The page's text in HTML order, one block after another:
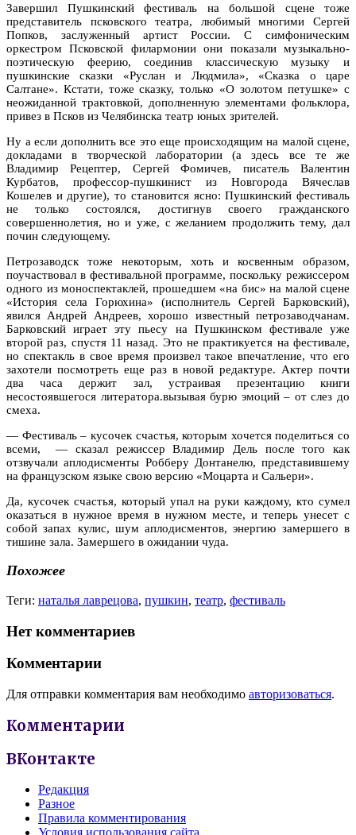
Завершил Пушкинский фестиваль на большой сцене тоже
представитель псковского театра, любимый многими Сергей
Попков, заслуженный артист России. С симфоническим
оркестром Псковской филармонии они показали музыкально-
поэтическую феерию, соединив классическую музыку и
пушкинские сказки «Руслан и Людмила», «Сказка о царе
Салтане». Кстати, тоже сказку, только «О золотом петушке» с
неожиданной трактовкой, дополненную элементами фольклора,
привез в Псков из Челябинска театр юных зрителей.
Ну а если дополнить все это еще происходящим на малой сцене,
докладами в творческой лаборатории (а здесь все те же
Владимир Рецептер, Сергей Фомичев, писатель Валентин
Курбатов, профессор-пушкинист из Новгорода Вячеслав
Кошелев и другие), то становится ясно: Пушкинский фестиваль
не только состоялся, достигнув своего гражданского
совершеннолетия, но и уже, с желанием продолжить тему, дал
почин следующему.
Петрозаводск тоже некоторым, хоть и косвенным образом,
поучаствовал в фестивальной программе, поскольку режиссером
одного из моноспектаклей, прошедшем «на бис» на малой сцене
«История села Горюхина» (исполнитель Сергей Барковский),
явился Андрей Андреев, хорошо известный петрозаводчанам.
Барковский играет эту пьесу на Пушкинском фестивале уже
второй раз, спустя 11 назад. Это не практикуется на фестивале,
но спектакль в свое время произвел такое впечатление, что его
захотели посмотреть еще раз в новой редактуре. Актер почти
два часа держит зал, устраивая презентацию книги
несостоявшегося литератора.вызывая бурю эмоций – от слез до
смеха.
— Фестиваль – кусочек счастья, которым хочется поделиться со
всеми, — сказал режиссер Владимир Дель после того как
отзвучали аплодисменты Робберу Донтанелю, представившему
на французском языке свою версию «Моцарта и Сальери».
Да, кусочек счастья, который упал на руки каждому, кто сумел
оказаться в нужное время в нужном месте, и теперь унесет с
собой запах кулис, шум аплодисментов, энергию замершего в
тишине зала. Замершего в ожидании чуда.
Похожее
Теги: наталья лаврецова, пушкин, театр, фестиваль
Нет комментариев
Комментарии
Для отправки комментария вам необходимо авторизоваться.
Комментарии
ВКонтакте
Редакция
Разное
Правила комментирования